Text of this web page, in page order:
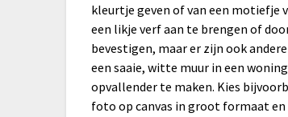
kleurtje geven of van een motiefje
een likje verf aan te brengen of
bevestigen, maar er zijn ook
een saaie, witte muur in een
opvallender te maken. Kies
foto op canvas in groot formaat en